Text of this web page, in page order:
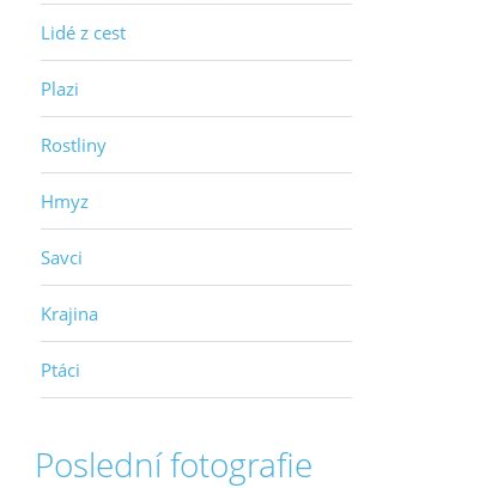
Lidé z cest
Plazi
Rostliny
Hmyz
Savci
Krajina
Ptáci
Poslední fotografie